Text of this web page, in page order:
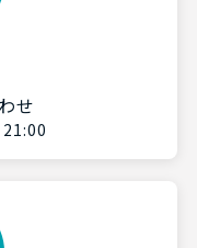
せ